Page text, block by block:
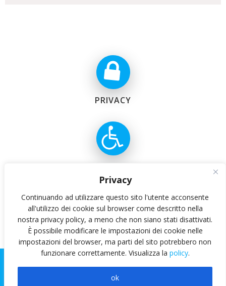
Privacy
Continuando ad utilizzare questo sito l'utente acconsente
all'utilizzo dei cookie sul browser come descritto nella
nostra privacy policy, a meno che non siano stati disattivati.
È possibile modificare le impostazioni dei cookie nelle
impostazioni del browser, ma parti del sito potrebbero non
funzionare correttamente. Visualizza la policy.
ok
© 2026 APEF. Created for free using WordPress and
Colibri
PRIVACY
ATENEO FEDERICO II
APEF2023 [Administrator e Web Designer: dott.ssa
Stefania Grasso, CSI Centro Servizi Informativi dell'Università
Federico II]